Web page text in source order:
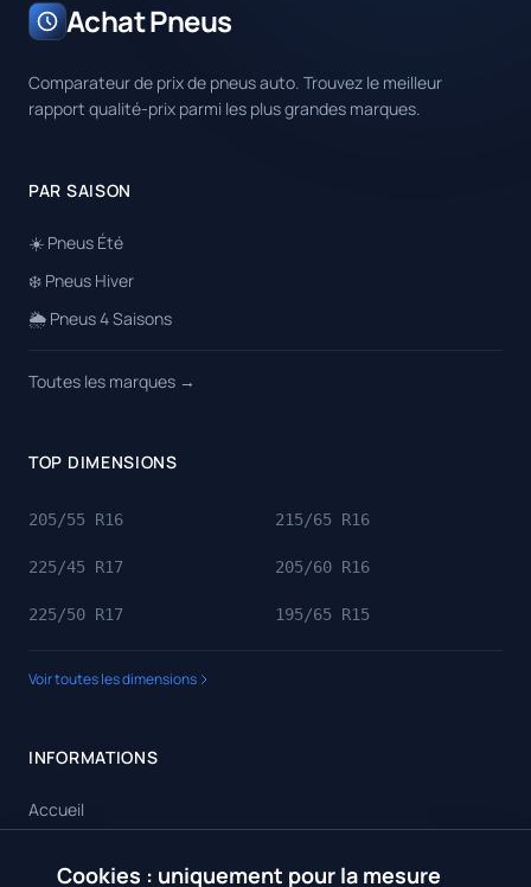
Achat Pneus
Comparateur de prix de pneus auto. Trouvez le meilleur
rapport qualité-prix parmi les plus grandes marques.
PAR SAISON
☀️ Pneus Été
❄️ Pneus Hiver
🌦️ Pneus 4 Saisons
Toutes les marques →
TOP DIMENSIONS
205/55 R16 215/65 R16
225/45 R17 205/60 R16
225/50 R17 195/65 R15
Voir toutes les dimensions
INFORMATIONS
Accueil
Cookies : uniquement pour la mesure